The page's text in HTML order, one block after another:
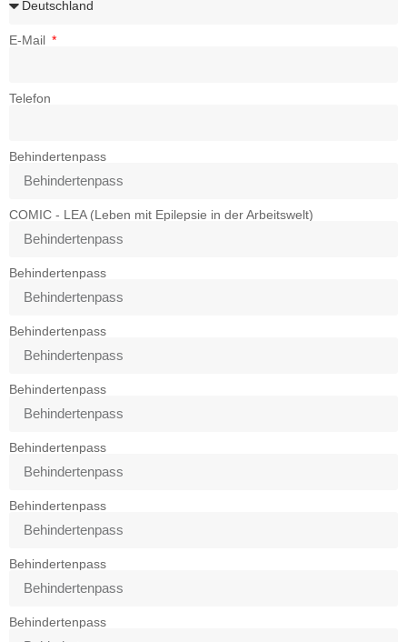
E-Mail
Telefon
Behindertenpass
COMIC - LEA (Leben mit Epilepsie in der Arbeitswelt)
Behindertenpass
Behindertenpass
Behindertenpass
Behindertenpass
Behindertenpass
Behindertenpass
Behindertenpass